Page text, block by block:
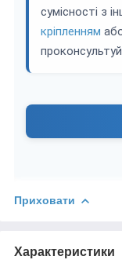
сумісності з
кріпленням
Приховати
Характеристики